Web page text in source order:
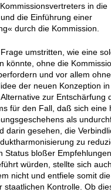
in die
die Einführung einer
durch die Kommission.
umstritten, wie eine
könnte, ohne die
und vor allem
der neuen Konzeption
zur Entschärfung
für den Fall, daß sich eine
als
darin gesehen, die
zu
Status bloßer
würden, stellte sich
nicht und entfiele somit die
staatlichen Kontrolle. Ob